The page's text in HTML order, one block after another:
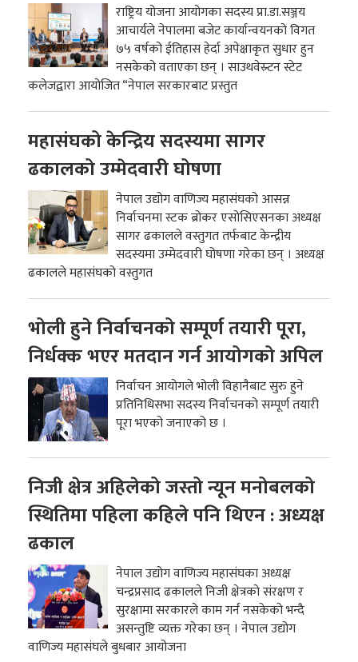
राष्ट्रिय योजना आयोगका सदस्य प्रा.डा.सञ्जय
आचार्यले नेपालमा बजेट कार्यान्वयनको विगत
७५ वर्षको ईतिहास हेर्दा अपेक्षाकृत सुधार हुन
नसकेको वताएका छन् । साउथवेस्र्टन स्टेट
कलेजद्वारा आयोजित “नेपाल सरकारबाट प्रस्तुत
महासंघको केन्द्रिय सदस्यमा सागर
ढकालको उम्मेदवारी घोषणा
नेपाल उद्योग वाणिज्य महासंघको आसन्न
निर्वाचनमा स्टक ब्रोकर एसोसिएसनका अध्यक्ष
सागर ढकालले वस्तुगत तर्फबाट केन्द्रीय
सदस्यमा उम्मेदवारी घोषणा गरेका छन् । अध्यक्ष
ढकालले महासंघको वस्तुगत
भोली हुने निर्वाचनको सम्पूर्ण तयारी पूरा,
निर्धक्क भएर मतदान गर्न आयोगको अपिल
निर्वाचन आयोगले भोली विहानैबाट सुरु हुने
प्रतिनिधिसभा सदस्य निर्वाचनको सम्पूर्ण तयारी
पूरा भएको जनाएको छ ।
निजी क्षेत्र अहिलेको जस्तो न्यून मनोबलको
स्थितिमा पहिला कहिले पनि थिएन : अध्यक्ष
ढकाल
नेपाल उद्योग वाणिज्य महासंघका अध्यक्ष
चन्द्रप्रसाद ढकालले निजी क्षेत्रको संरक्षण र
सुरक्षामा सरकारले काम गर्न नसकेको भन्दै
असन्तुष्टि व्यक्त गरेका छन् । नेपाल उद्योग
वाणिज्य महासंघले बुधबार आयोजना